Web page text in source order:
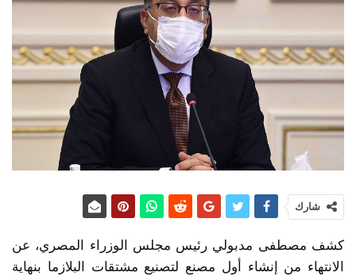
شارك
كشف مصطفى مدبولي رئيس مجلس الوزراء المصري، عن
الانتهاء من إنشاء أول مصنع لتصنيع مشتقات البلازما بنهاية